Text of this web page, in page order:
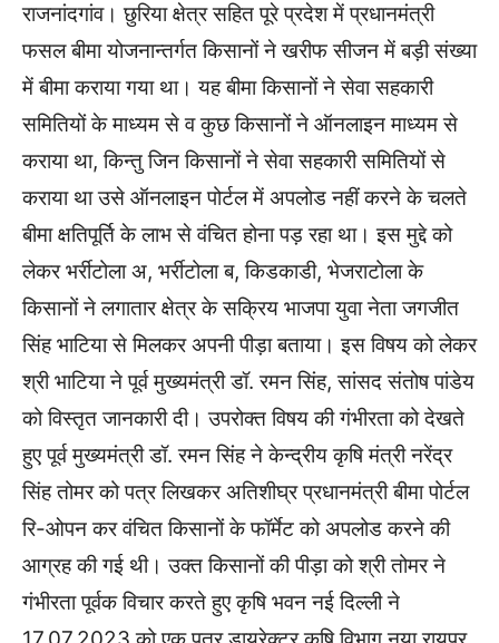
राजनांदगांव। छुरिया क्षेत्र सहित पूरे प्रदेश में प्रधानमंत्री
फसल बीमा योजनान्तर्गत किसानों ने खरीफ सीजन में बड़ी संख्या
में बीमा कराया गया था। यह बीमा किसानों ने सेवा सहकारी
समितियों के माध्यम से व कुछ किसानों ने ऑनलाइन माध्यम से
कराया था, किन्तु जिन किसानों ने सेवा सहकारी समितियों से
कराया था उसे ऑनलाइन पोर्टल में अपलोड नहीं करने के चलते
बीमा क्षतिपूर्ति के लाभ से वंचित होना पड़ रहा था। इस मुद्दे को
लेकर भर्रीटोला अ, भर्रीटोला ब, किडकाडी, भेजराटोला के
किसानों ने लगातार क्षेत्र के सक्रिय भाजपा युवा नेता जगजीत
सिंह भाटिया से मिलकर अपनी पीड़ा बताया। इस विषय को लेकर
श्री भाटिया ने पूर्व मुख्यमंत्री डॉ. रमन सिंह, सांसद संतोष पांडेय
को विस्तृत जानकारी दी। उपरोक्त विषय की गंभीरता को देखते
हुए पूर्व मुख्यमंत्री डॉ. रमन सिंह ने केन्द्रीय कृषि मंत्री नरेंद्र
सिंह तोमर को पत्र लिखकर अतिशीघ्र प्रधानमंत्री बीमा पोर्टल
रि-ओपन कर वंचित किसानों के फॉर्मेट को अपलोड करने की
आग्रह की गई थी। उक्त किसानों की पीड़ा को श्री तोमर ने
गंभीरता पूर्वक विचार करते हुए कृषि भवन नई दिल्ली ने